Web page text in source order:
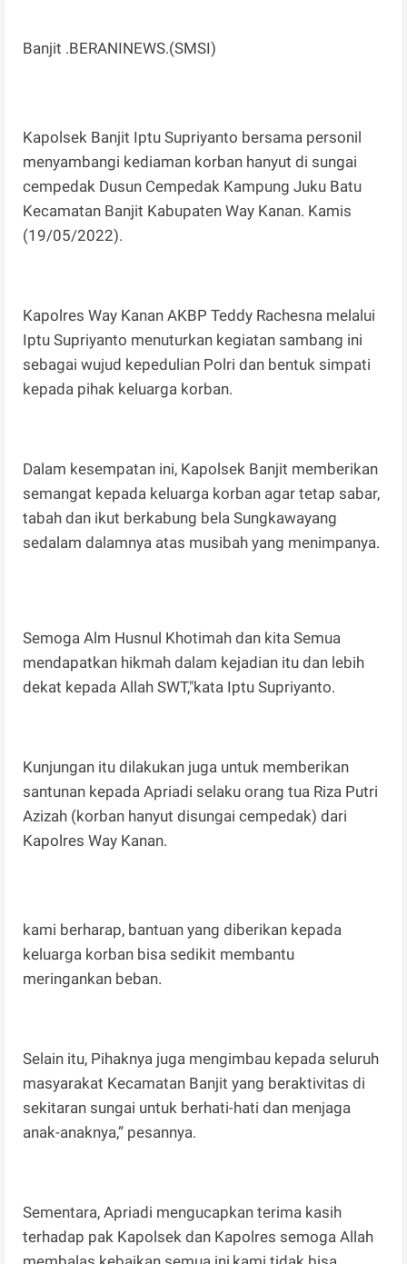
Banjit .BERANINEWS.(SMSI)
Kapolsek Banjit Iptu Supriyanto bersama personil
menyambangi kediaman korban hanyut di sungai
cempedak Dusun Cempedak Kampung Juku Batu
Kecamatan Banjit Kabupaten Way Kanan. Kamis
(19/05/2022).
Kapolres Way Kanan AKBP Teddy Rachesna melalui
Iptu Supriyanto menuturkan kegiatan sambang ini
sebagai wujud kepedulian Polri dan bentuk simpati
kepada pihak keluarga korban.
Dalam kesempatan ini, Kapolsek Banjit memberikan
semangat kepada keluarga korban agar tetap sabar,
tabah dan ikut berkabung bela Sungkawayang
sedalam dalamnya atas musibah yang menimpanya.
Semoga Alm Husnul Khotimah dan kita Semua
mendapatkan hikmah dalam kejadian itu dan lebih
dekat kepada Allah SWT,"kata Iptu Supriyanto.
Kunjungan itu dilakukan juga untuk memberikan
santunan kepada Apriadi selaku orang tua Riza Putri
Azizah (korban hanyut disungai cempedak) dari
Kapolres Way Kanan.
kami berharap, bantuan yang diberikan kepada
keluarga korban bisa sedikit membantu
meringankan beban.
Selain itu, Pihaknya juga mengimbau kepada seluruh
masyarakat Kecamatan Banjit yang beraktivitas di
sekitaran sungai untuk berhati-hati dan menjaga
anak-anaknya,” pesannya.
Sementara, Apriadi mengucapkan terima kasih
terhadap pak Kapolsek dan Kapolres semoga Allah